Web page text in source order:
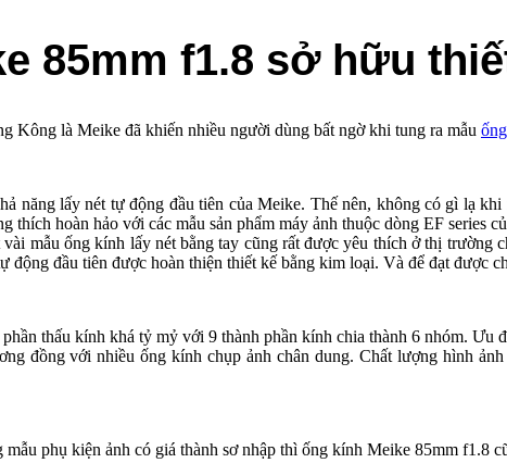
85mm f1.8 sở hữu
Kông là Meike đã khiến nhiều người dùng bất ngờ khi tung ra mẫu
năng lấy nét tự động đầu tiên của Meike. Thế nên, không có gì lạ
thích hoàn hảo với các mẫu sản phẩm máy ảnh thuộc dòng EF series
mẫu ống kính lấy nét bằng tay cũng rất được yêu thích ở thị
động đầu tiên được hoàn thiện thiết kế bằng kim loại. Và để đạt
thấu kính khá tỷ mỷ với 9 thành phần kính chia thành 6 nhóm.
đồng với nhiều ống kính chụp ảnh chân dung. Chất lượng hình
phụ kiện ảnh có giá thành sơ nhập thì ống kính Meike 85mm f1.8